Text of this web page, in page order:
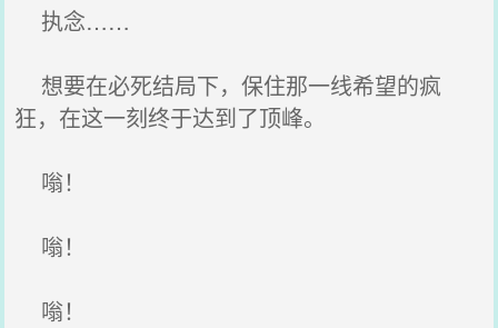
执念……
想要在必死结局下，保住那一线希望的疯
狂，在这一刻终于达到了顶峰。
嗡！
嗡！
嗡！